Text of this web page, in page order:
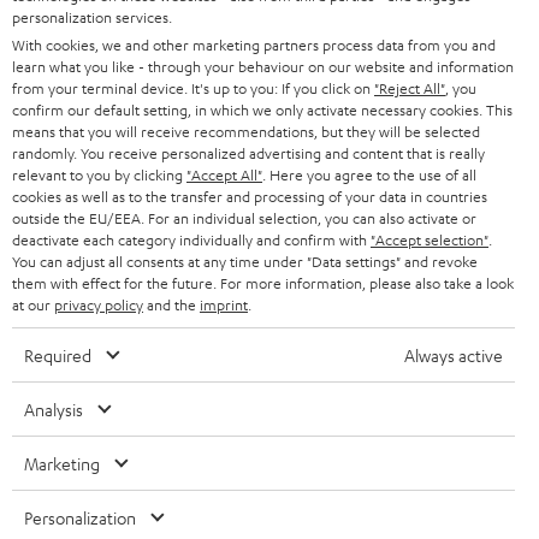
u
n
g
SOUNDBARS
STEREO
SMART HOME
BLUETOOTH-LAUTSPRECHER
KOPFHÖRER
BLUETOOTH-KOPFHÖRER
STEREOANLAGEN
LAUTSPRECHER
ULTIMA-SERIE
IN-EAR-KOPFHÖRER
PRESSE & MARKETING
GESCHÄFTSKUNDEN
PARTNERPROGRAMM
BLOG
NEWSLETTER
STORES
DEINE VORTEILE BEI TEUFEL
TEUFEL STORY
DEUTSCHLAND
ÖSTERREICH
SCHWEIZ
NIEDERLANDE
BELGIEN
POLEN
Technische Änderungen, Tippfehler und Irrtum vorbehalten. Das auf unseren
Fotos abgebildete Zubehör ist nicht im Lieferumfang enthalten. Etwaige
personalization services.
With cookies, we and other marketing partners process data from you and
learn what you like - through your behaviour on our website and information
from your terminal device. It's up to you: If you click on "Reject All" , you
confirm our default setting, in which we only activate necessary cookies. This
means that you will receive recommendations, but they will be selected
randomly. You receive personalized advertising and content that is really
relevant to you by clicking "Accept All" . Here you agree to the use of all
cookies as well as to the transfer and processing of your data in countries
outside the EU/EEA. For an individual selection, you can also activate or
deactivate each category individually and confirm with "Accept selection"
You can adjust all consents at any time under "Data settings" and revoke
them with effect for the future. For more information, please also take a look
at our privacy policyand the imprint
Required Always active
Analysis
Marketing
Personalization